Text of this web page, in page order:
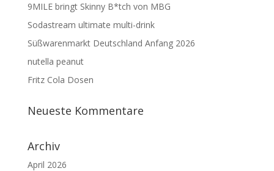
9MILE bringt Skinny B*tch von MBG
Sodastream ultimate multi-drink
Süßwarenmarkt Deutschland Anfang 2026
nutella peanut
Fritz Cola Dosen
Neueste Kommentare
Archiv
April 2026